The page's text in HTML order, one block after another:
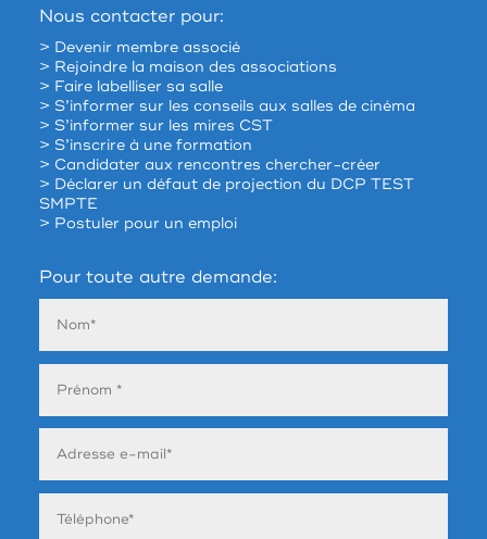
Nous contacter pour:
> Devenir membre associé
> Rejoindre la maison des associations
> Faire labelliser sa salle
> S’informer sur les conseils aux salles de cinéma
> S’informer sur les mires CST
> S’inscrire à une formation
> Candidater aux rencontres chercher-créer
> Déclarer un défaut de projection du DCP TEST
SMPTE
> Postuler pour un emploi
Pour toute autre demande: